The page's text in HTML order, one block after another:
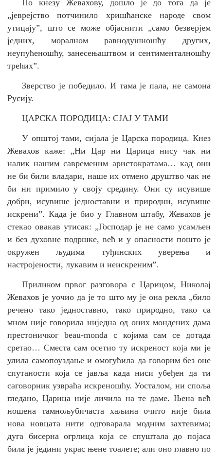
По кнезу Жевахову, дошло је до тога да је
„јеврејство потчинило хришћанске народе свом
утицају”, што се може објаснити „само безверјем
једних, моралном равнодушношћу других,
неупућеношћу, занесењаштвом и сентименталношћу
трећих”.
Зверство је победило. И тама је пала, не самона
Русију.
ЦАРСКА ПОРОДИЦА: СЈАЈ У ТАМИ
У општој тами, сијала је Царска породица. Кнез
Жевахов каже: „Ни Цар ни Царица нису чак ни
налик нашим савременим аристократама… кадони
не би били владари, нашеихотмено друштво чак не
би ни примило у своју средину. Они су исувише
добри, исувише једноставни и природни, исувише
искрени”. Када је био у Главном штабу, Жевахов је
стекао овакав утисак: „Господар је не само усамљен
и без духовне подршке, већ и у опасности пошто је
окружен људима туђинских уверења и
настројености, лукавим и неискреним”.
Приликом првог разговора с Царицом, Николај
Жевахов је уочио да је то што му је она рекла „било
речено тако једноставно, тако природно, тако са
мном није говорила ниједна од оних мондених дама
престоничког beau-monda с којима сам се дотада
сретао… Сместа сам осетио ту искреност која ми је
улила самопоуздање и омогућила да говорим без оне
спутаности која се јавља када ниси убеђен да ти
саговорник узвраћа искреношћу. Уосталом, ни споља
гледано, Царица није личила на те даме. Њена већ
ношена тамнољубичаста хаљина очито није била
нова новцата нити одговарала модним захтевима;
дуга бисерна огрлица која се спуштала до појаса
била је једини украс њене тоалете; али оно главно по